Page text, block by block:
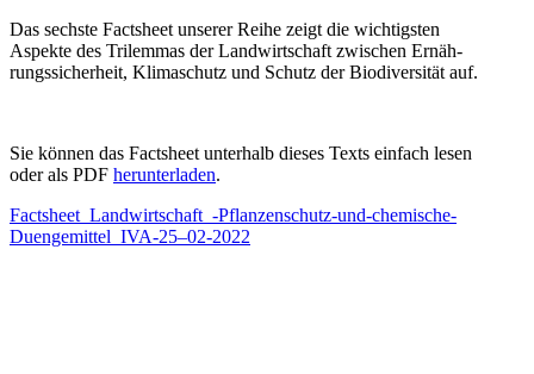
Das sechste Factsheet unserer Reihe zeigt die wichtigsten
Aspekte des Trilemmas der Landwirt­schaft zwischen Ernäh­
rungs­si­cherheit, Klima­schutz und Schutz der Biodi­ver­sität auf.
Sie können das Factsheet unter­halb dieses Texts einfach lesen
oder als PDF her­un­ter­la­den.
Factsheet_Landwirtschaft_-Pflanzenschutz-und-chemische-
Duengemittel_IVA-25–02-2022